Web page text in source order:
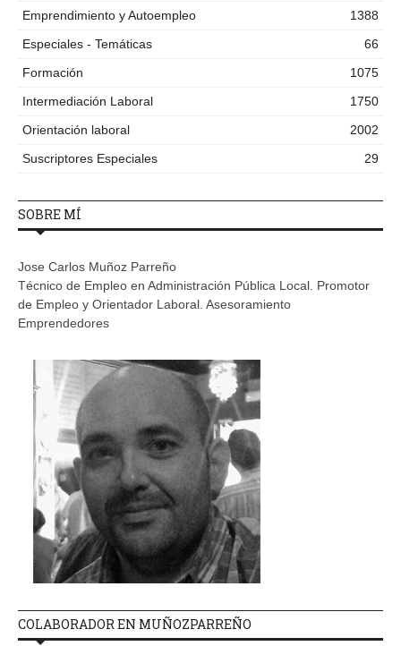
Emprendimiento y Autoempleo
1388
Especiales - Temáticas
66
Formación
1075
Intermediación Laboral
1750
Orientación laboral
2002
Suscriptores Especiales
29
SOBRE MÍ
Jose Carlos Muñoz Parreño
Técnico de Empleo en Administración Pública Local. Promotor
de Empleo y Orientador Laboral. Asesoramiento
Emprendedores
COLABORADOR EN MUÑOZPARREÑO